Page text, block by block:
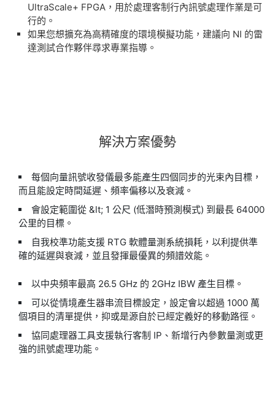
UltraScale+ FPGA，用於處理客制行內訊號處理作業是可
行的。
如果您想擴充為高精確度的環境模擬功能，建議向 NI 的雷
達測試合作夥伴尋求專業指導。
解決方案優勢
每個向量訊號收發儀最多能產生四個同步的光束內目標，
而且能設定時間延遲、頻率偏移以及衰減。
會設定範圍從 &lt; 1 公尺 (低潛時預測模式) 到最長 64000
公里的目標。
自我校準功能支援 RTG 軟體量測系統損耗，以利提供準
確的延遲與衰減，並且發揮最優異的頻譜效能。
以中央頻率最高 26.5 GHz 的 2GHz IBW 產生目標。
可以從情境產生器串流目標設定，設定會以超過 1000 萬
個項目的清單提供，抑或是源自於已經定義好的移動路徑。
協同處理器工具支援執行客制 IP、新增行內參數量測或更
強的訊號處理功能。